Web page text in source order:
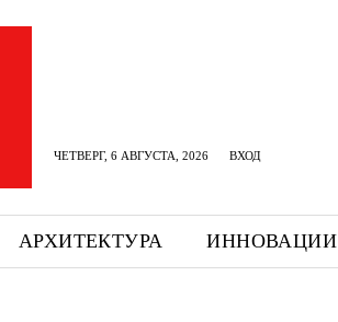
ЧЕТВЕРГ, 6 АВГУСТА, 2026 ВХОД
АРХИТЕКТУРА ИННОВАЦИИ